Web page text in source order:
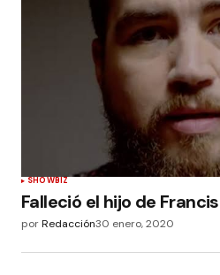
SHOWBIZ
Falleció el hijo de
porRedacción30 enero, 2020